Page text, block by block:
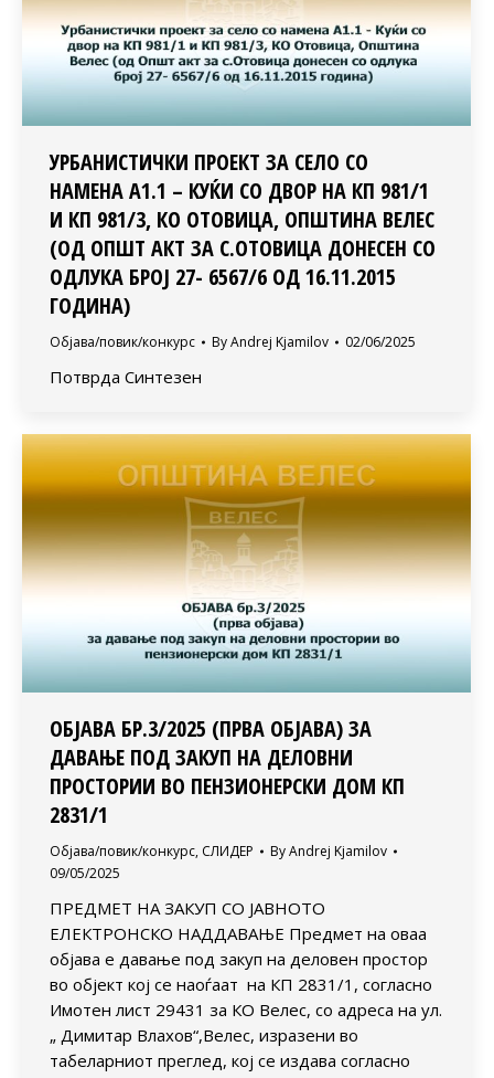
УРБАНИСТИЧКИ ПРОЕКТ ЗА СЕЛО СО
НАМЕНА А1.1 – КУЌИ СО ДВОР НА КП 981/1
И КП 981/3, КО ОТОВИЦА, ОПШТИНА ВЕЛЕС
(ОД ОПШТ АКТ ЗА С.ОТОВИЦА ДОНЕСЕН СО
ОДЛУКА БРОЈ 27- 6567/6 ОД 16.11.2015
ГОДИНА)
Објава/повик/конкурс ByAndrej Kjamilov 02/06/2025
Потврда Синтезен
ОБЈАВА БР.3/2025 (ПРВА ОБЈАВА) ЗА
ДАВАЊЕ ПОД ЗАКУП НА ДЕЛОВНИ
ПРОСТОРИИ ВО ПЕНЗИОНЕРСКИ ДОМ КП
2831/1
Објава/повик/конкурс, СЛИДЕР ByAndrej Kjamilov
09/05/2025
ПРЕДМЕТ НА ЗАКУП СО ЈАВНОТО
ЕЛЕКТРОНСКО НАДДАВАЊЕ Предмет на оваа
објава е давање под закуп на деловен простор
во објект кој се наоѓаат на КП 2831/1, согласно
Имотен лист 29431 за КО Велес, со адреса на ул.
„ Димитар Влахов“,Велес, изразени во
табеларниот преглед, кој се издава согласно